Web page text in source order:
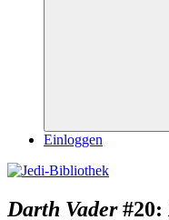
Einloggen
Darth Vader#20: